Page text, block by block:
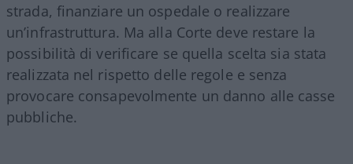
strada, finanziare un ospedale o realizzare
un’infrastruttura. Ma alla Corte deve restare la
possibilità di verificare se quella scelta sia stata
realizzata nel rispetto delle regole e senza
provocare consapevolmente un danno alle casse
pubbliche.